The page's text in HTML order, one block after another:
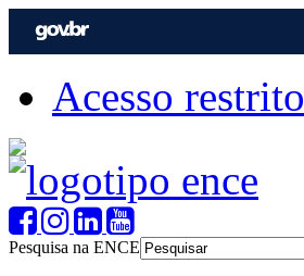
Acesso restrito
Pesquisa na ENCE